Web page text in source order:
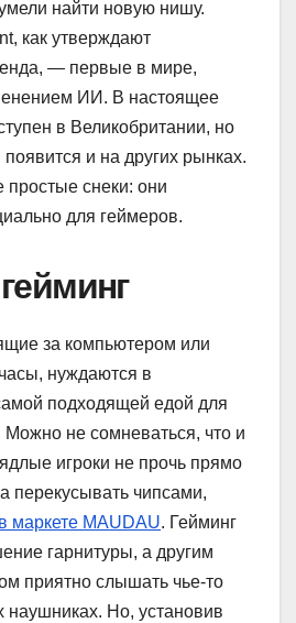
найти новую нишу.
как утверждают
— первые в мире,
ИИ. В настоящее
в Великобритании, но
и на других рынках.
снеки: они
для геймеров.
за компьютером или
нуждаются в
подходящей едой для
Можно не сомневаться, что и
игроки не прочь прямо
перекусывать чипсами,
в маркете MAUDAU. Гейминг
гарнитуры, а другим
приятно слышать чье-то
наушниках. Но, установив